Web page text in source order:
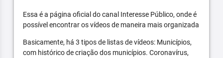
Essa é a página oficial do canal Interesse Público, onde é
possível encontrar os vídeos de maneira mais organizada
Basicamente, há 3 tipos de listas de vídeos: Municípios,
com histórico de criação dos municípios. Coronavírus,